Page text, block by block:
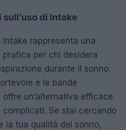
di Intake
rappresenta una
per chi desidera
durante il sonno.
e le bande
un’alternativa efficace
Se stai cercando
la tua qualità del sonno,